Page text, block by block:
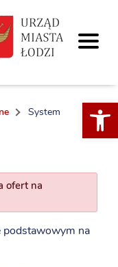
System
ofert na
podstawowym na